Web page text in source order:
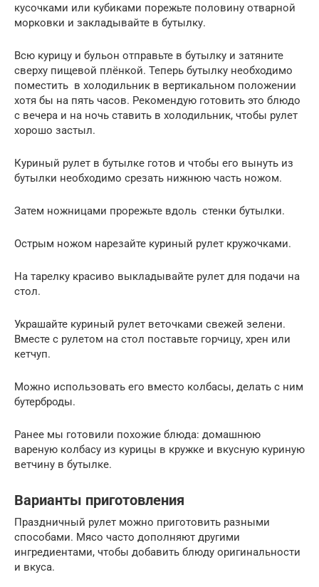
кусочками или кубиками порежьте половину отварной
морковки и закладывайте в бутылку.
Всю курицу и бульон отправьте в бутылку и затяните
сверху пищевой плёнкой. Теперь бутылку необходимо
поместить в холодильник в вертикальном положении
хотя бы на пять часов. Рекомендую готовить это блюдо
с вечера и на ночь ставить в холодильник, чтобы рулет
хорошо застыл.
Куриный рулет в бутылке готов и чтобы его вынуть из
бутылки необходимо срезать нижнюю часть ножом.
Затем ножницами прорежьте вдоль стенки бутылки.
Острым ножом нарезайте куриный рулет кружочками.
На тарелку красиво выкладывайте рулет для подачи на
стол.
Украшайте куриный рулет веточками свежей зелени.
Вместе с рулетом на стол поставьте горчицу, хрен или
кетчуп.
Можно использовать его вместо колбасы, делать с ним
бутерброды.
Ранее мы готовили похожие блюда: домашнюю
вареную колбасу из курицы в кружке и вкусную куриную
ветчину в бутылке.
Варианты приготовления
Праздничный рулет можно приготовить разными
способами. Мясо часто дополняют другими
ингредиентами, чтобы добавить блюду оригинальности
и вкуса.